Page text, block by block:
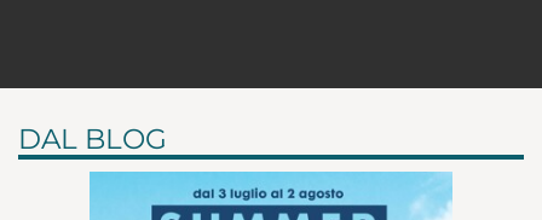
DAL BLOG